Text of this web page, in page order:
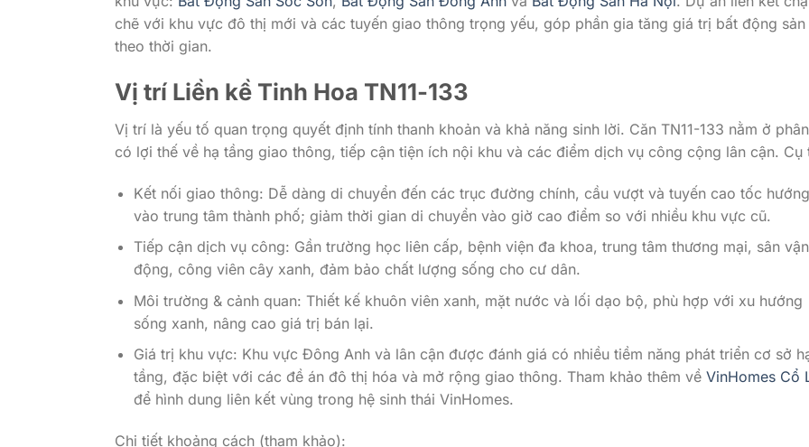
chẽ với khu vực đô thị mới và các tuyến giao thông trọng yếu, góp phần gia tăng giá trị bất động sản
theo thời gian.
Vị trí Liền kề Tinh Hoa TN11-133
Vị trí là yếu tố quan trọng quyết định tính thanh khoản và khả năng sinh lời. Căn TN11-133 nằm ở
có lợi thế về hạ tầng giao thông, tiếp cận tiện ích nội khu và các điểm dịch vụ công cộng lân cận. Cụ
Kết nối giao thông: Dễ dàng di chuyển đến các trục đường chính, cầu vượt và tuyến cao tốc hướng
vào trung tâm thành phố; giảm thời gian di chuyển vào giờ cao điểm so với nhiều khu vực cũ.
Tiếp cận dịch vụ công: Gần trường học liên cấp, bệnh viện đa khoa, trung tâm thương mại, sân vận
động, công viên cây xanh, đảm bảo chất lượng sống cho cư dân.
Môi trường & cảnh quan: Thiết kế khuôn viên xanh, mặt nước và lối dạo bộ, phù hợp với xu hướng
sống xanh, nâng cao giá trị bán lại.
Giá trị khu vực: Khu vực Đông Anh và lân cận được đánh giá có nhiều tiềm năng phát triển cơ sở
tầng, đặc biệt với các đề án đô thị hóa và mở rộng giao thông. Tham khảo thêm về VinHomes Cổ
để hình dung liên kết vùng trong hệ sinh thái VinHomes.
Chi tiết khoảng cách (tham khảo):